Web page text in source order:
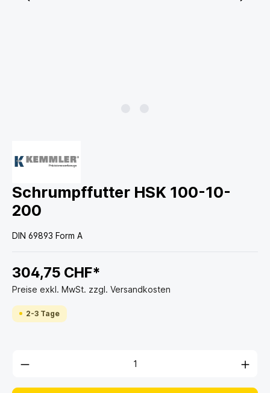
Schrumpffutter HSK 100-10-
200
DIN 69893 Form A
304,75 CHF*
Preise exkl. MwSt. zzgl. Versandkosten
2-3 Tage